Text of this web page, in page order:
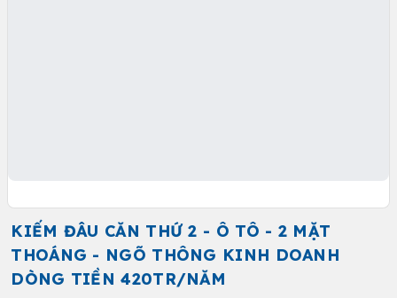
KIẾM ĐÂU CĂN THỨ 2 - Ô TÔ - 2 MẶT
THOÁNG - NGÕ THÔNG KINH DOANH
DÒNG TIỀN 420TR/NĂM